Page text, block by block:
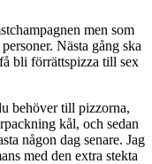
men som
Nästa gång ska
bli förrättspizza till sex
behöver till pizzorna,
kål, och sedan
någon dag senare. Jag
med den extra stekta